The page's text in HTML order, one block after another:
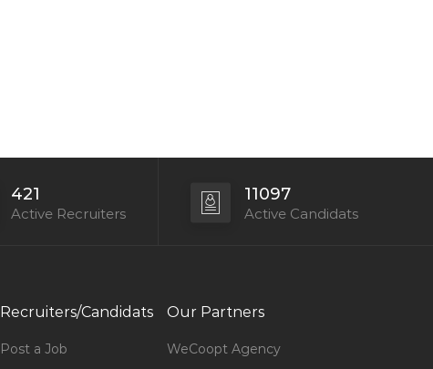
421
Active Recruiters
11097
Active Candidats
Recruiters/Candidats
Post a Job
Our Partners
WeCoopt Agency